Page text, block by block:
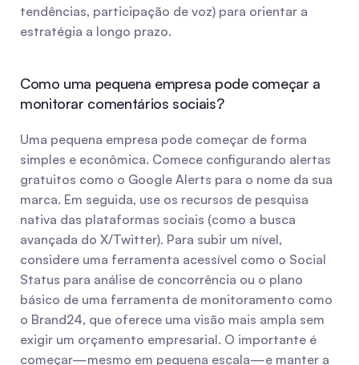
tendências, participação de voz) para orientar a
estratégia a longo prazo.
Como uma pequena empresa pode começar a
monitorar comentários sociais?
Uma pequena empresa pode começar de forma
simples e econômica. Comece configurando alertas
gratuitos como o Google Alerts para o nome da sua
marca. Em seguida, use os recursos de pesquisa
nativa das plataformas sociais (como a busca
avançada do X/Twitter). Para subir um nível,
considere uma ferramenta acessível como o Social
Status para análise de concorrência ou o plano
básico de uma ferramenta de monitoramento como
o Brand24, que oferece uma visão mais ampla sem
exigir um orçamento empresarial. O importante é
começar—mesmo em pequena escala—e manter a